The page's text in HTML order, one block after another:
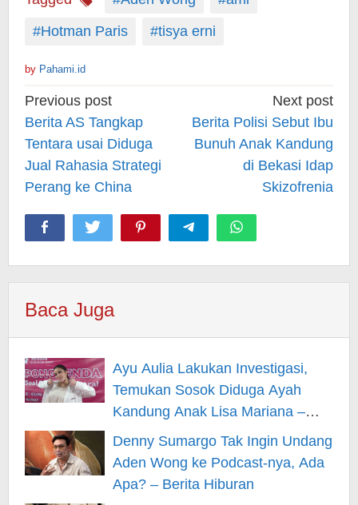
#Hotman Paris
#tisya erni
by Pahami.id
Post
navigation
Previous post
Berita AS Tangkap
Tentara usai Diduga
Jual Rahasia Strategi
Perang ke China
Next post
Berita Polisi Sebut Ibu
Bunuh Anak Kandung
di Bekasi Idap
Skizofrenia
Baca Juga
Ayu Aulia Lakukan Investigasi,
Temukan Sosok Diduga Ayah
Kandung Anak Lisa Mariana –
Berita Hiburan
Denny Sumargo Tak Ingin Undang
Aden Wong ke Podcast-nya, Ada
Apa? – Berita Hiburan